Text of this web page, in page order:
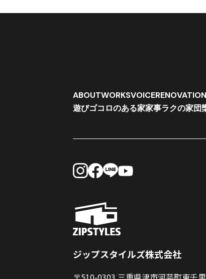
ABOUTWORKSVOICERENOVATION
遊びゴコロのある家家事ラクの家団
ジップスタイルズ株式会社